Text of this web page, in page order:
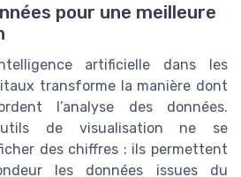
pour une meilleure
artificielle dans les
transforme la manière dont
l’analyse des données.
de visualisation ne se
des chiffres : ils permettent
les données issues du